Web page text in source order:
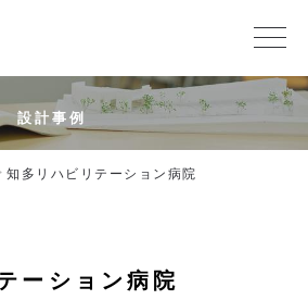
設計事例
知多リハビリテーション病院
ーション病院